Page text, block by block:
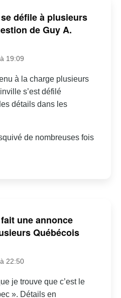
défile à plusieurs
de Guy A.
19:09
à la charge plusieurs
s’est défilé
détails dans les
de nombreuses fois
une annonce
Québécois
22:50
je trouve que c’est le
». Détails en